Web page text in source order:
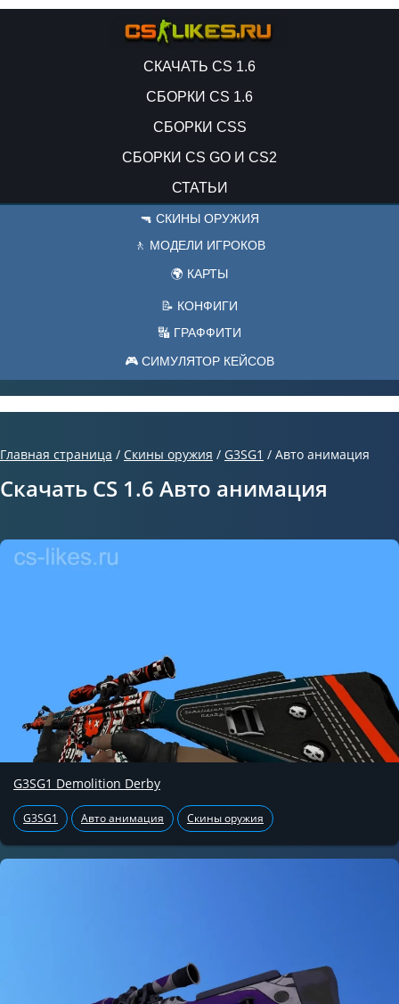
СКАЧАТЬ CS 1.6
СБОРКИ CS 1.6
СБОРКИ CSS
СБОРКИ CS GO И CS2
СТАТЬИ
🔫 СКИНЫ ОРУЖИЯ
🚶 МОДЕЛИ ИГРОКОВ
🌍 КАРТЫ
📝 КОНФИГИ
🔣 ГРАФФИТИ
🎮 СИМУЛЯТОР КЕЙСОВ
Главная страница / Скины оружия / G3SG1 / Авто анимация
Скачать CS 1.6 Авто анимация
G3SG1 Demolition Derby
G3SG1 Авто анимация Скины оружия